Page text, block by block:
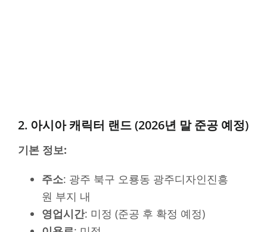
2. 아시아 캐릭터 랜드 (2026년 말 준공 예정)
기본 정보:
주소: 광주 북구 오룡동 광주디자인진흥
원 부지 내
영업시간: 미정 (준공 후 확정 예정)